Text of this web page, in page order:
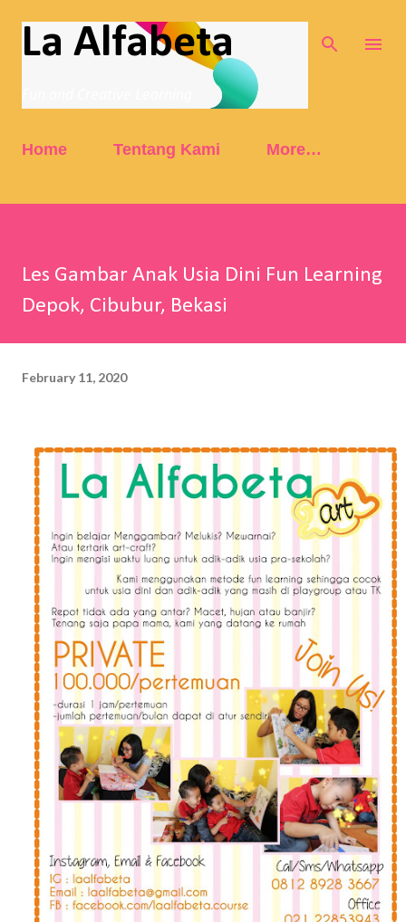
Skip to main content
La Alfabeta
Home Tentang Kami More…
Les Gambar Anak Usia Dini Fun Learning
Depok, Cibubur, Bekasi
February 11, 2020